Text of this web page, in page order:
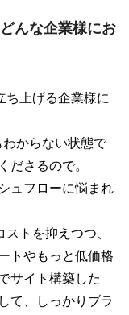
んな企業様にお
ち上げる企業様に
からない状態で
ださるので。
ュフローに悩まれ
トを抑えつつ、
トやもっと低価格
サイト構築した
て、しっかりブラ